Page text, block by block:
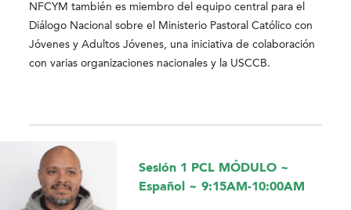
NFCYM también es miembro del equipo central para el
Diálogo Nacional sobre el Ministerio Pastoral Católico con
Jóvenes y Adultos Jóvenes, una iniciativa de colaboración
con varias organizaciones nacionales y la USCCB.
Sesión 1 PCL MÓDULO ~
Español ~ 9:15AM-10:00AM